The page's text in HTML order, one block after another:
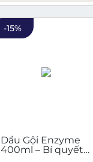
-15%
Dầu Gội Enzyme
400ml – Bí quyết